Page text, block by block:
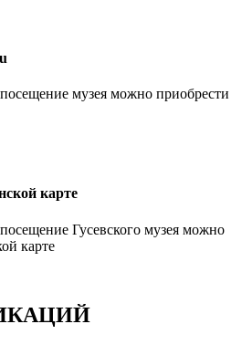
музея можно приобрести
карте
Гусевского музея можно
карте